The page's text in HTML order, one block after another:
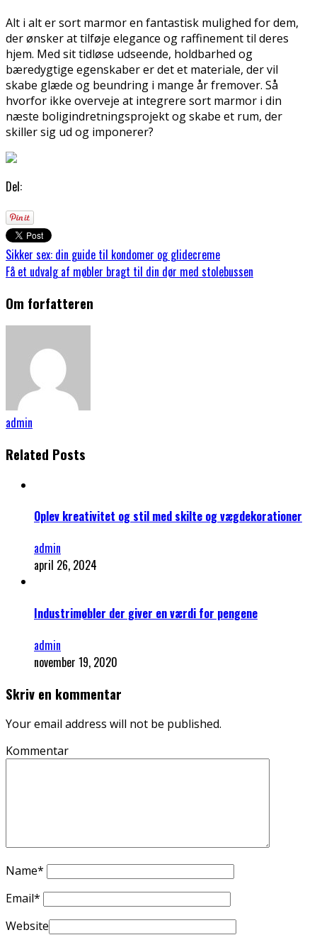
Alt i alt er sort marmor en fantastisk mulighed for dem,
der ønsker at tilføje elegance og raffinement til deres
hjem. Med sit tidløse udseende, holdbarhed og
bæredygtige egenskaber er det et materiale, der vil
skabe glæde og beundring i mange år fremover. Så
hvorfor ikke overveje at integrere sort marmor i din
næste boligindretningsprojekt og skabe et rum, der
skiller sig ud og imponerer?
Del:
Sikker sex: din guide til kondomer og glidecreme
Få et udvalg af møbler bragt til din dør med stolebussen
Om forfatteren
admin
Related Posts
Oplev kreativitet og stil med skilte og vægdekorationer
admin
april 26, 2024
Industrimøbler der giver en værdi for pengene
admin
november 19, 2020
Skriv en kommentar
Your email address will not be published.
Kommentar
Name*
Email*
Website